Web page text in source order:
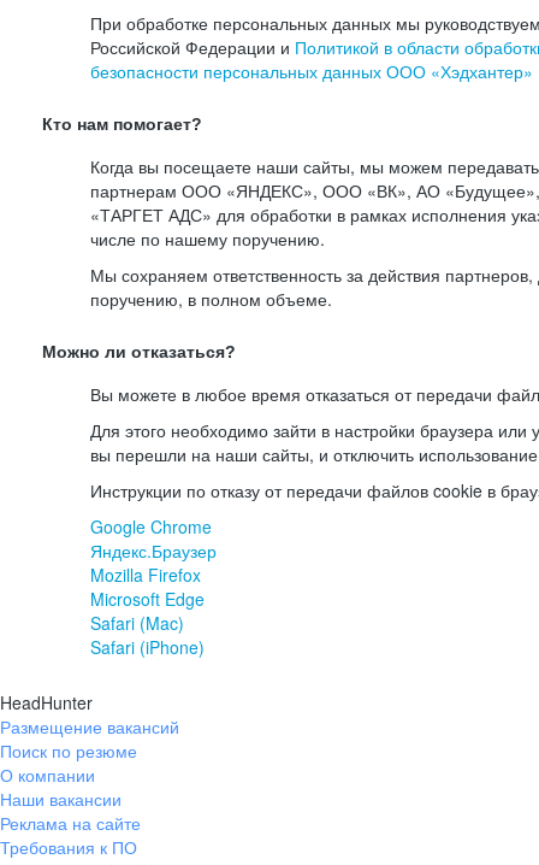
При обработке персональных данных мы
Российской Федерации и Политикой в области
безопасности персональных данных ООО «Хэдхантер»
Кто нам помогает?
Когда вы посещаете наши сайты, мы можем
партнерам ООО «ЯНДЕКС», ООО «ВК», АО
«ТАРГЕТ АДС» для обработки в рамках исполнения
числе по нашему поручению.
Мы сохраняем ответственность за действия
поручению, в полном объеме.
Можно ли отказаться?
Вы можете в любое время отказаться от передачи
Для этого необходимо зайти в настройки браузера или
вы перешли на наши сайты, и отключить
Инструкции по отказу от передачи файлов cookie в
Google Chrome
Яндекс.Браузер
Mozilla Firefox
Microsoft Edge
Safari (Mac)
Safari (iPhone)
HeadHunter
Размещение вакансий
Поиск по резюме
О компании
Наши вакансии
Реклама на сайте
Требования к ПО